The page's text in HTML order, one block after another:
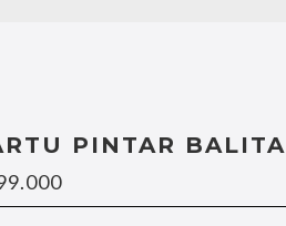
PINTAR BALITA